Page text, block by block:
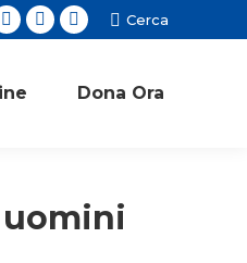
Twitter
opens
Instagram
opens
YouTube
opens
Cerca:
Cerca
Dona Ora
uomini